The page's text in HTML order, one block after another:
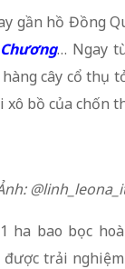
gần hồ Đồng
… Ngay
cây cổ thụ
bồ của chốn
bao bọc
trải